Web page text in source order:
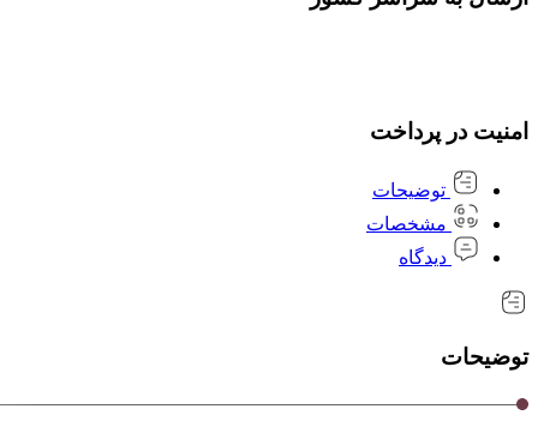
امنیت در پرداخت
توضیحات
مشخصات
دیدگاه
توضیحات